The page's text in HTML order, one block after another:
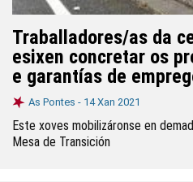
Traballadores/as da
esixen concretar os
e garantías de
As Pontes - 14 Xan 2021
Este xoves mobilizáronse en
Mesa de Transición